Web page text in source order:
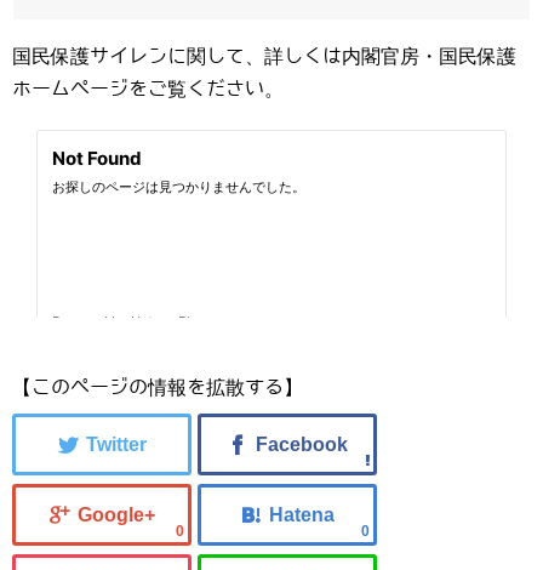
国民保護サイレンに関して、詳しくは内閣官房・国民保護
ホームページをご覧ください。
【このページの情報を拡散する】
0 0